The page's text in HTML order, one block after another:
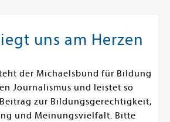
uns am Herzen
der Michaelsbund für Bildung
Journalismus und leistet so
zur Bildungsgerechtigkeit,
und Meinungsvielfalt. Bitte